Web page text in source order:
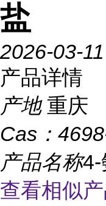
盐
2026-03-11
产品详情
产地 重庆
Cas：
产品名称4-
查看相似